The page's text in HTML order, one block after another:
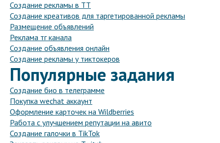
Создание рекламы в ТТ
Создание креативов для таргетированной рекламы
Размещение объявлений
Реклама тг канала
Создание объявления онлайн
Создание рекламы у тиктокеров
Популярные задания
Создание био в телеграмме
Покупка wechat аккаунт
Оформление карточек на Wildberries
Работа с улучшением репутации на авито
Создание галочки в TikTok